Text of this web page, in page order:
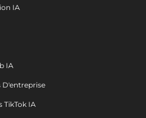
IA
IA
D'entreprise
TikTok IA